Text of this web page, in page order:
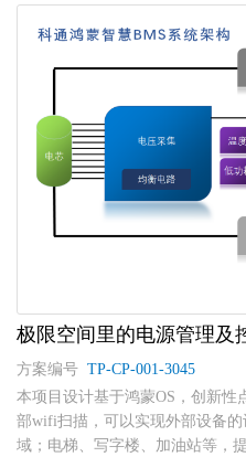
极限空间里的电源管理及
方案编号 TP-CP-001-3045
本项目设计基于鸿蒙OS，创新性
部wifi扫描，可以实现外部设备
域；电梯、写字楼、加油站等，